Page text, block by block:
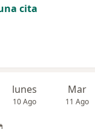
cita
lunes
10 Ago
Mar
11 Ago